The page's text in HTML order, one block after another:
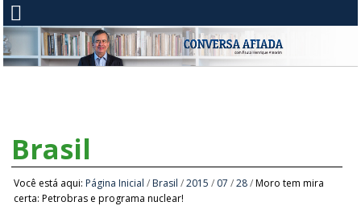
Brasil
Você está aqui: Página Inicial / Brasil /2015 / 07 /28 /Moro tem mira
certa: Petrobras e programa nuclear!